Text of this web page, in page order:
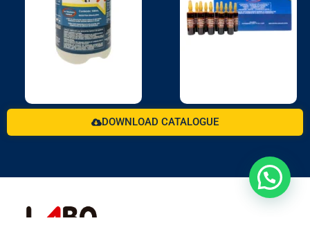
DOWNLOAD CATALOGUE